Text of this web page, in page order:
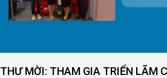
THƯ MỜI: THAM GIA TRIỂN LÃM